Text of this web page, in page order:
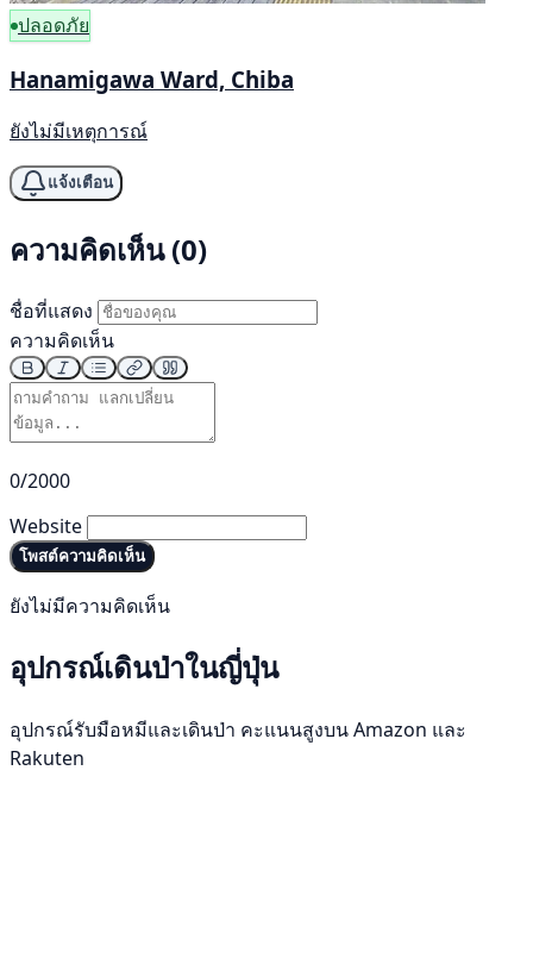
ปลอดภัย
Hanamigawa Ward, Chiba
ยังไม่มีเหตุการณ์
แจ้งเตือน
ความคิดเห็น (0)
ชื่อที่แสดง
ความคิดเห็น
0/2000
Website
โพสต์ความคิดเห็น
ยังไม่มีความคิดเห็น
อุปกรณ์เดินป่าในญี่ปุ่น
อุปกรณ์รับมือหมีและเดินป่า คะแนนสูงบน Amazon และ
Rakuten